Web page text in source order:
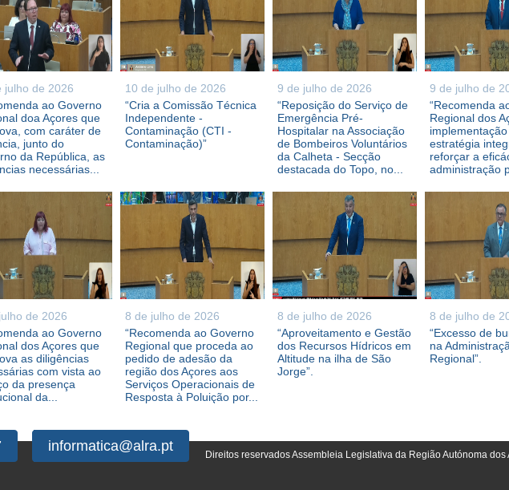
julho de 2026
ao Governo
doa Açores que
com caráter de
junto do
da República, as
necessárias...
10 de julho de 2026
“Cria a Comissão Técnica
Independente -
Contaminação (CTI -
Contaminação)”
9 de julho de 2026
“Reposição do Serviço de
Emergência Pré-
Hospitalar na Associação
de Bombeiros Voluntários
da Calheta - Secção
destacada do Topo, no...
9 de julho de
“Recomenda
Regional dos
estratégia
reforçar a
administração
de 2026
ao Governo
dos Açores que
as diligências
com vista ao
da presença
da...
8 de julho de 2026
“Recomenda ao Governo
Regional que proceda ao
pedido de adesão da
região dos Açores aos
Serviços Operacionais de
Resposta à Poluição por...
8 de julho de 2026
“Aproveitamento e Gestão
dos Recursos Hídricos em
Altitude na ilha de São
Jorge”.
8 de julho de
“Excesso de
na
Regional”.
informatica@alra.pt
Direitos reservados Assembleia Legislativa da Região Autónoma dos